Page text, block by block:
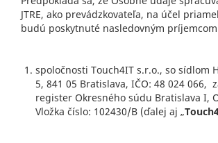
JTRE, ako prevádzkovateľa, na účel
budú poskytnuté nasledovným
spoločnosti Touch4IT s.r.o., so sídlom
5, 841 05 Bratislava, IČO: 48 024 066,
register Okresného súdu Bratislava I,
Vložka číslo: 102430/B (ďalej aj „